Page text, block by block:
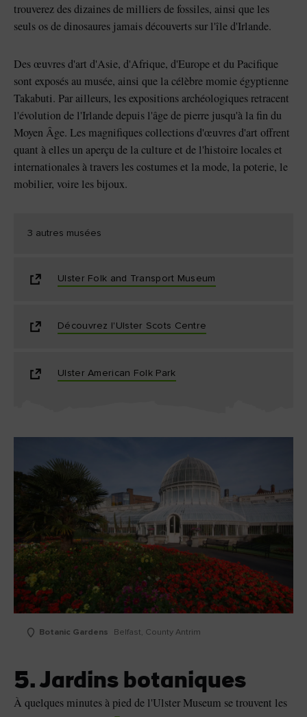
trouverez des dizaines de milliers de fossiles, ainsi que les
seuls os de dinosaures jamais découverts sur l'île d'Irlande.
Des œuvres d'art d'Asie, d'Afrique, d'Europe et du Pacifique
sont exposés au musée, ainsi que la célèbre momie égyptienne
Takabuti. Par ailleurs, les expositions archéologiques retracent
l'évolution de l'Irlande depuis l'âge de pierre jusqu'à la fin du
Moyen Âge. Les magnifiques collections d'œuvres d'art offrent
quant à elles un aperçu de la culture et de l'histoire locales et
internationales à travers les costumes et la mode, la poterie, le
mobilier, voire les bijoux.
3 autres musées
Ulster Folk and Transport Museum
Découvrez l'Ulster Scots Centre
Ulster American Folk Park
Botanic Gardens Belfast, County Antrim
5. Jardins botaniques
À quelques minutes à pied de l'Ulster Museum se trouvent les